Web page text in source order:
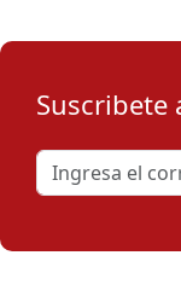
Suscribete